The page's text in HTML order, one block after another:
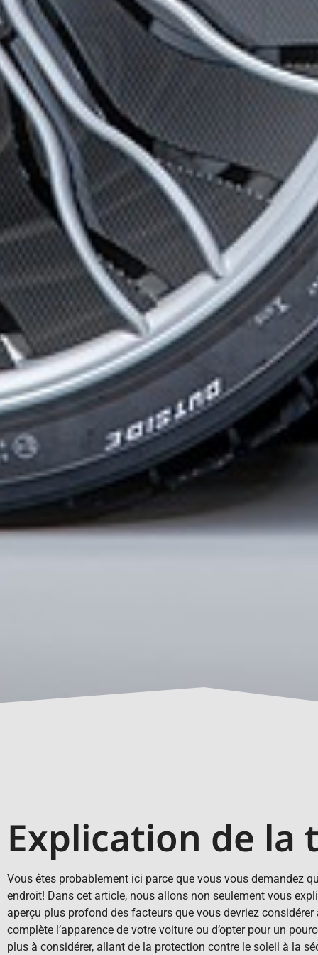
Explication de la
Vous êtes probablement ici parce que vous vous demandez
endroit! Dans cet article, nous allons non seulement vous
aperçu plus profond des facteurs que vous devriez
complète l’apparence de votre voiture ou d’opter pour un
plus à considérer, allant de la protection contre le soleil à la